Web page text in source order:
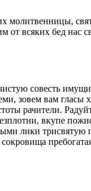
всяких бед нас
совесть
зовем вам гласы
рачители.
вкупе
лики